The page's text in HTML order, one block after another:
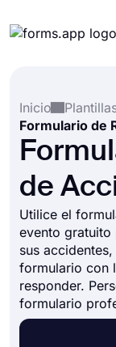
Integraciones
Plantillas
Recursos
Inicio
Plantillas
de
Utilice el
evento gratuito
sus
formulario con
responder.
formulario